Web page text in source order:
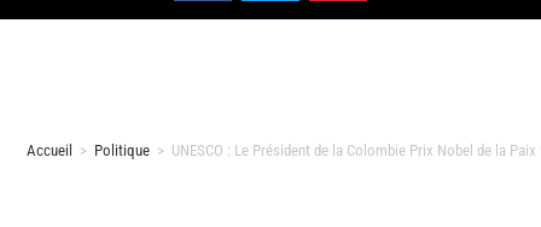
Accueil > Politique > UNESCO : Le Président de la Colombie Prix Nobel de la